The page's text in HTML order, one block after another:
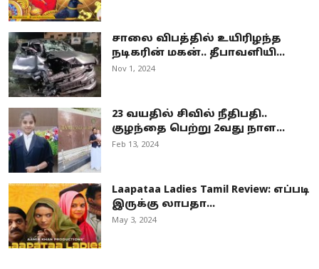
சாலை விபத்தில் உயிரிழந்த
நடிகரின் மகன்.. தீபாவளியி...
Nov 1, 2024
23 வயதில் சிவில் நீதிபதி..
குழந்தை பெற்று 2வது நாள...
Feb 13, 2024
Laapataa Ladies Tamil Review: எப்படி
இருக்கு லாபதா...
May 3, 2024